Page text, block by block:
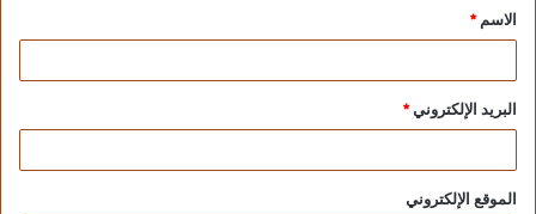
الاسم*
البريد الإلكتروني*
الموقع الإلكتروني